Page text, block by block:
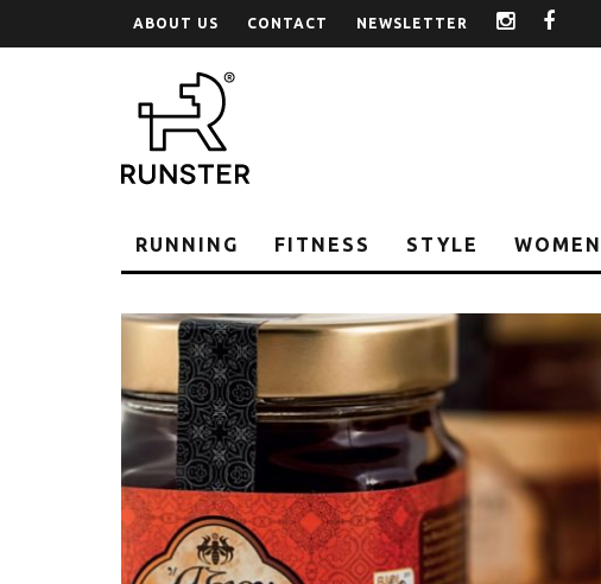
ABOUT US CONTACT NEWSLETTER instagram
RUNNING FITNESS STYLE WOMEN